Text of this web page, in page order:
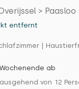
> Paasloo
entfernt
|
Wochenende ab
ausgehend von 12